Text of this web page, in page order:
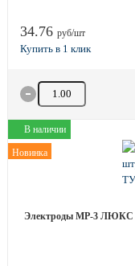
34.76 руб/шт
Количество товара
В наличии
Новинка
Электроды МР-3 ЛЮКС